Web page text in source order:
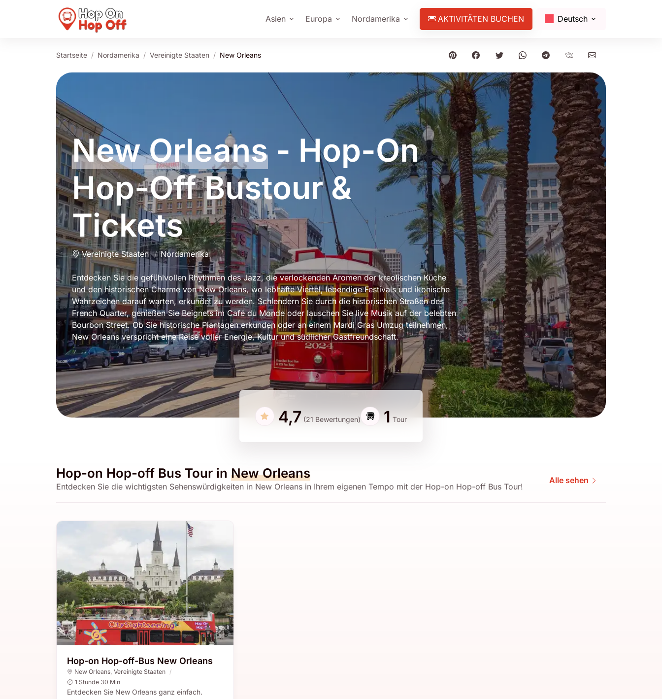
Asien Europa Nordamerika AKTIVITÄTEN BUCHEN Deutsch
Startseite Nordamerika Vereinigte Staaten New Orleans
New Orleans - Hop-On
Hop-Off Bustour &
Tickets
Vereinigte Staaten Nordamerika
Entdecken Sie die gefühlvollen Rhythmen des Jazz, die verlockenden Aromen der kreolischen Küche
und den historischen Charme von New Orleans, wo lebhafte Viertel, lebendige Festivals und ikonische
Wahrzeichen darauf warten, erkundet zu werden. Schlendern Sie durch die historischen Straßen des
French Quarter, genießen Sie Beignets im Café du Monde oder lauschen Sie live Musik auf der belebten
Bourbon Street. Ob Sie historische Plantagen erkunden oder an einem Mardi Gras Umzug teilnehmen,
New Orleans verspricht eine Reise voller Energie, Kultur und südlicher Gastfreundschaft.
4,7 (21 Bewertungen) 1 Tour
Hop-on Hop-off Bus Tour in New Orleans
Entdecken Sie die wichtigsten Sehenswürdigkeiten in New Orleans in Ihrem eigenen Tempo mit der Hop-on Hop-off Bus Tour!
Alle sehen
Hop-on Hop-off-Bus New Orleans
New Orleans, Vereinigte Staaten
1 Stunde 30 Min
Entdecken Sie New Orleans ganz einfach.